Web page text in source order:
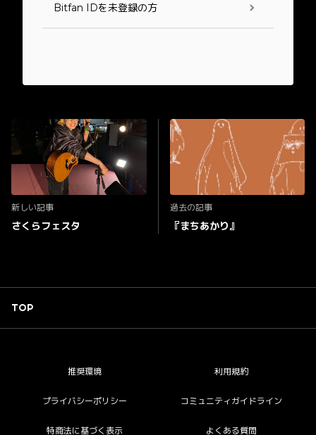
Bitfan IDを未登録の方
新しい記事
さくらフェスタ
過去の記事
『まちあかり』
TOP
推奨環境 利用規約
プライバシーポリシー コミュニティガイドライン
特商法に基づく表示 よくある質問